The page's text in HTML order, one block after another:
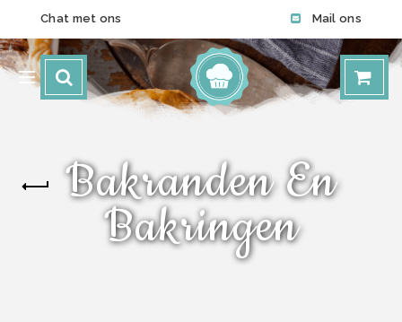
Chat met ons Mail ons
Bakranden En
Bakringen